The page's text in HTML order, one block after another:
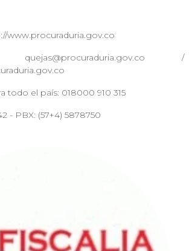
www.procuraduria.gov.co
quejas@procuraduria.gov.co /
todo el país: 018000 910 315
- PBX: (57+4) 5878750